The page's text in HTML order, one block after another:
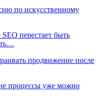
по искусственному
перестает быть
продвижение после
процессы уже можно